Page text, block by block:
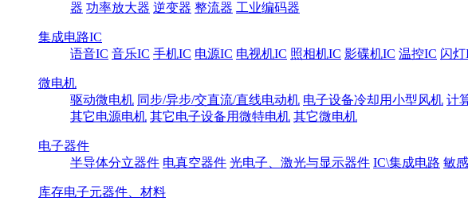
器 功率放大器 逆变器 整流器 工业编码器
集成电路IC
语音IC 音乐IC 手机IC 电源IC 电视机IC 照相机IC 影碟机IC 温控IC 闪灯
微电机
驱动微电机 同步/异步/交直流/直线电动机 电子设备冷却用小型风机 计
其它电源电机 其它电子设备用微特电机 其它微电机
电子器件
半导体分立器件 电真空器件 光电子、激光与显示器件 IC\集成电路 敏
库存电子元器件、材料